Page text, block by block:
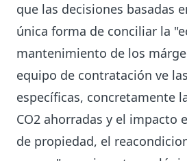
que las decisiones basadas
única forma de conciliar la
mantenimiento de los
equipo de contratación ve
específicas, concretamente
CO2 ahorradas y el impacto
de propiedad, el